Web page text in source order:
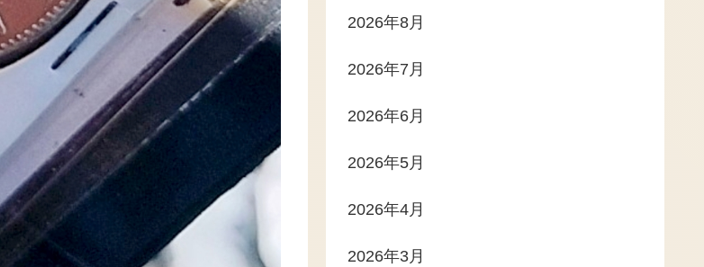
2026年8月
2026年7月
2026年6月
2026年5月
2026年4月
2026年3月